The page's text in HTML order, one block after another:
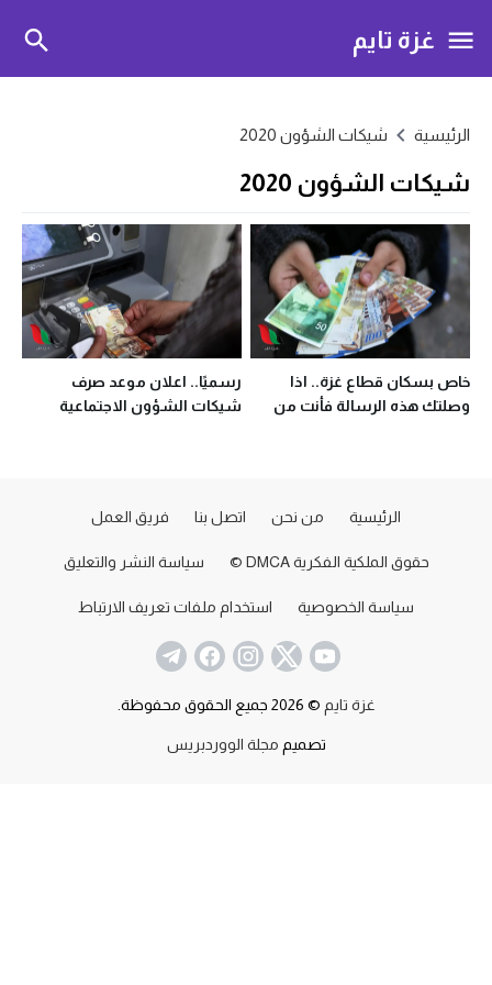
غزة تايم
الرئيسية شيكات الشؤون 2020
شيكات الشؤون 2020
خاص بسكان قطاع غزة.. اذا
وصلتك هذه الرسالة فأنت من
رسميًا.. اعلان موعد صرف
شيكات الشؤون الاجتماعية
الرئيسية من نحن اتصل بنا فريق العمل
حقوق الملكية الفكرية DMCA © سياسة النشر والتعليق
سياسة الخصوصية استخدام ملفات تعريف الارتباط
غزة تايم © 2026 جميع الحقوق محفوظة.
تصميم مجلة الووردبريس